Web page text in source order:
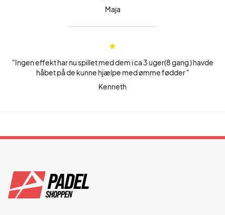
Maja
"Ingen effekt har nu spillet med dem i ca 3 uger(8 gang ) havde
håbet på de kunne hjælpe med ømme fødder "
Kenneth